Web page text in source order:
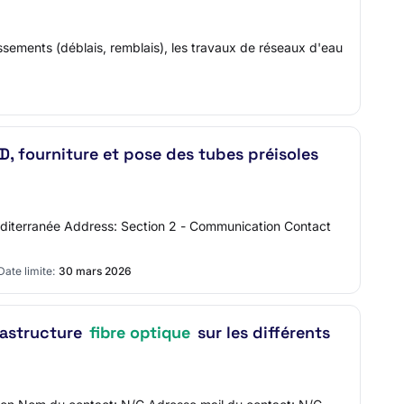
(déblais, remblais), les travaux de réseaux d'eau
fourniture et pose des tubes préisoles
Address: Section 2 - Communication Contact
limite: 30 mars 2026
fibre optique sur les différents